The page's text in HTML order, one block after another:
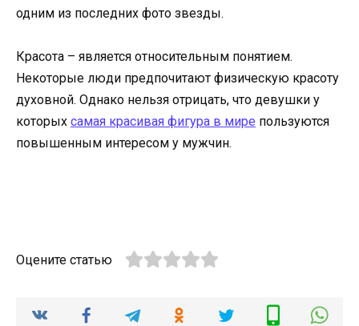
одним из последних фото звезды.
Красота – является относительным понятием.
Некоторые люди предпочитают физическую красоту
духовной. Однако нельзя отрицать, что девушки у
которых самая красивая фигура в мире пользуются
повышенным интересом у мужчин.
Оцените статью